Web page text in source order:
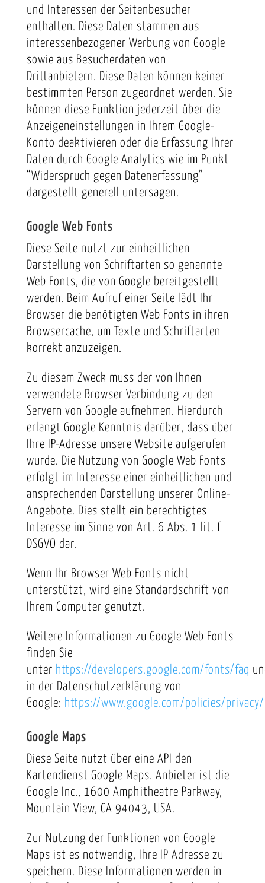
und Interessen der Seitenbesucher
enthalten. Diese Daten stammen aus
interessenbezogener Werbung von Google
sowie aus Besucherdaten von
Drittanbietern. Diese Daten können keiner
bestimmten Person zugeordnet werden. Sie
können diese Funktion jederzeit über die
Anzeigeneinstellungen in Ihrem Google-
Konto deaktivieren oder die Erfassung Ihrer
Daten durch Google Analytics wie im Punkt
“Widerspruch gegen Datenerfassung”
dargestellt generell untersagen.
Google Web Fonts
Diese Seite nutzt zur einheitlichen
Darstellung von Schriftarten so genannte
Web Fonts, die von Google bereitgestellt
werden. Beim Aufruf einer Seite lädt Ihr
Browser die benötigten Web Fonts in ihren
Browsercache, um Texte und Schriftarten
korrekt anzuzeigen.
Zu diesem Zweck muss der von Ihnen
verwendete Browser Verbindung zu den
Servern von Google aufnehmen. Hierdurch
erlangt Google Kenntnis darüber, dass über
Ihre IP-Adresse unsere Website aufgerufen
wurde. Die Nutzung von Google Web Fonts
erfolgt im Interesse einer einheitlichen und
ansprechenden Darstellung unserer Online-
Angebote. Dies stellt ein berechtigtes
Interesse im Sinne von Art. 6 Abs. 1 lit. f
DSGVO dar.
Wenn Ihr Browser Web Fonts nicht
unterstützt, wird eine Standardschrift von
Ihrem Computer genutzt.
Weitere Informationen zu Google Web Fonts
finden Sie
unter https://developers.google.com/fonts/faq
in der Datenschutzerklärung von
Google: https://www.google.com/policies/privacy/
Google Maps
Diese Seite nutzt über eine API den
Kartendienst Google Maps. Anbieter ist die
Google Inc., 1600 Amphitheatre Parkway,
Mountain View, CA 94043, USA.
Zur Nutzung der Funktionen von Google
Maps ist es notwendig, Ihre IP Adresse zu
speichern. Diese Informationen werden in